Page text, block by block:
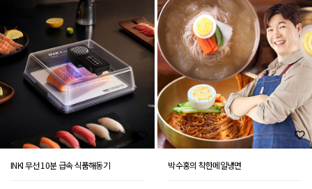
INKI 무선 10분 급속 식품해동기 박수홍의 착한메일냉면